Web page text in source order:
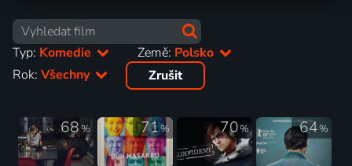
Typ: Komedie Země: Polsko
Rok: Všechny Zrušit
68% 71% 70% 64%